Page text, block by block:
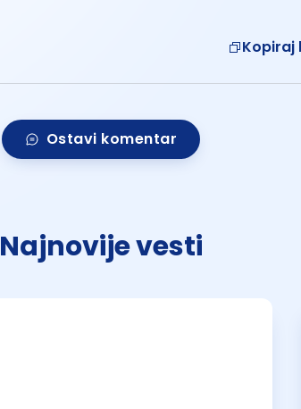
Kopiraj
Ostavi komentar
Najnovije vesti